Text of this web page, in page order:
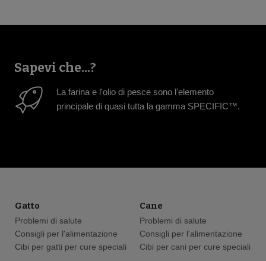
Sapevi che...?
La farina e l'olio di pesce sono l'elemento
principale di quasi tutta la gamma SPECIFIC™.
Gatto
Problemi di salute
Consigli per l'alimentazione
Cibi per gatti per cure speciali
Cane
Problemi di salute
Consigli per l'alimentazione
Cibi per cani per cure speciali